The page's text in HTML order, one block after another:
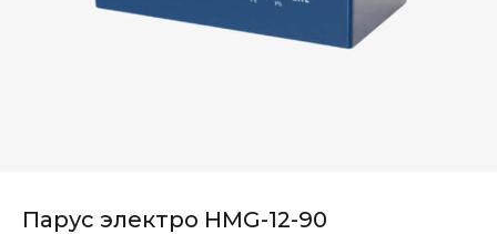
Парус электро HMG-12-90